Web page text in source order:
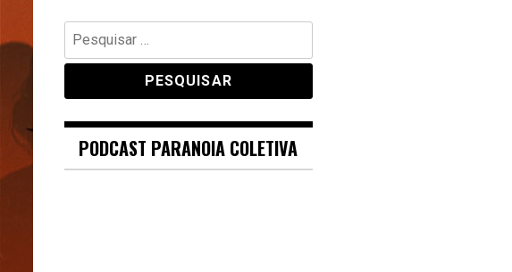
Pesquisar
por:
PODCAST PARANOIA COLETIVA